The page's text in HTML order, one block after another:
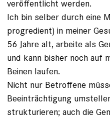
veröffentlicht werden.
Ich bin selber durch eine
progredient) in meiner
56 Jahre alt, arbeite als
und kann bisher noch auf
Beinen laufen.
Nicht nur Betroffene
Beeinträchtigung
strukturieren; auch die